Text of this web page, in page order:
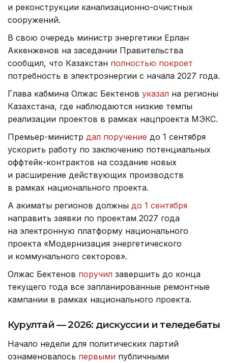
и реконструкции канализационно-очистных
сооружений.
В свою очередь министр энергетики Ерлан
Аккенженов на заседании Правительства
сообщил, что Казахстан полностью покроет
потребность в электроэнергии с начала 2027 года.
Глава кабмина Олжас Бектенов указал на регионы
Казахстана, где наблюдаются низкие темпы
реализации проектов в рамках нацпроекта МЭКС.
Премьер-министр дал поручение до 1 сентября
ускорить работу по заключению потенциальных
оффтейк-контрактов на создание новых
и расширение действующих производств
в рамках национального проекта.
А акиматы регионов должны до 1 сентября
направить заявки по проектам 2027 года
на электронную платформу национального
проекта «Модернизация энергетического
и коммунального секторов».
Олжас Бектенов поручил завершить до конца
текущего года все запланированные ремонтные
кампании в рамках национального проекта.
Курултай — 2026: дискуссии и теледебаты
Начало недели для политических партий
ознаменовалось первыми публичными